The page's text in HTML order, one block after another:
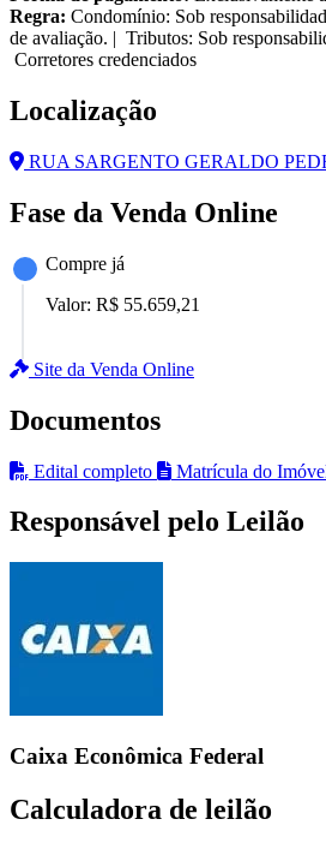
Regra: Condomínio: Sob
de avaliação. | Tributos: Sob
Corretores credenciados
Localização
RUA SARGENTO GERALDO
Fase da Venda Online
Compre já
Valor: R$ 55.659,21
Site da Venda Online
Documentos
Edital completo Matrícula do
Responsável pelo Leilão
Caixa Econômica Federal
Calculadora de leilão